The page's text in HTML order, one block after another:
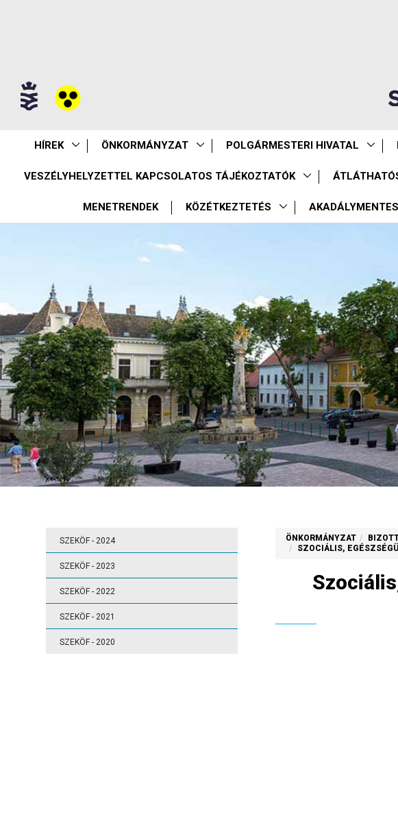
HÍREK ÖNKORMÁNYZAT POLGÁRMESTERI HIVATAL
VESZÉLYHELYZETTEL KAPCSOLATOS TÁJÉKOZTATÓK
MENETRENDEK KÖZÉTKEZTETÉS
SZEKÖF - 2024
SZEKÖF - 2023
SZEKÖF - 2022
SZEKÖF - 2021
SZEKÖF - 2020
ÖNKORMÁNYZAT
SZOCIÁLIS,